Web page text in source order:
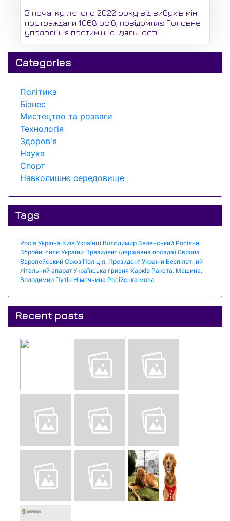
З початку лютого 2022 року від вибухів мін
постраждали 1068 осіб, повідомляє Головне
управління протимінної діяльності.
Categories
Політика
Бізнес
Мистецтво та розваги
Технологія
Здоров'я
Наука
Спорт
Навколишнє середовище
Tags
Росія Україна Київ Українці Володимир Зеленський Росіяни
Збройні сили України Президент (державна посада) Європа
Європейський Союз Поліція. Президент України Безпілотний
літальний апарат Українська гривня Харків Ракета. Машина.
Володимир Путін Німеччина Російська мова
Recent posts